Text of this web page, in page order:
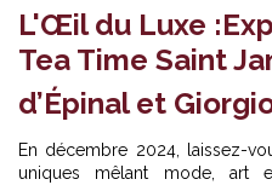
L'Œil du Luxe
Tea Time Saint
d’Épinal et
En décembre 2024, laissez-
uniques mêlant mode, art